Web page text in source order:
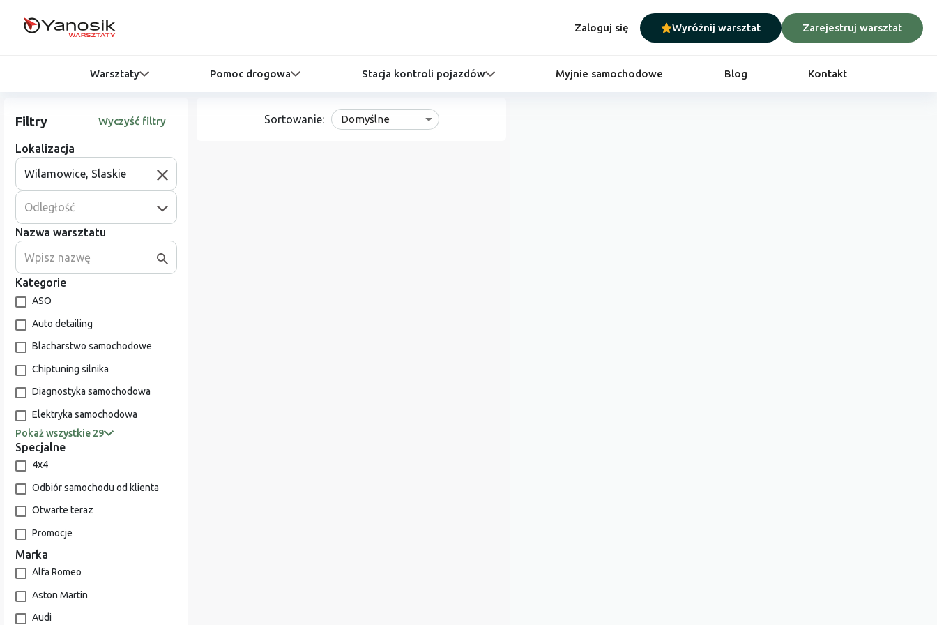
Zaloguj się Wyróżnij warsztat Zarejestruj warsztat
Warsztaty Pomoc drogowa Stacja kontroli pojazdów Myjnie samochodowe Blog Kontakt
Filtry Wyczyść filtry
Lokalizacja
Odległość
Nazwa warsztatu
Kategorie
ASO
Auto detailing
Blacharstwo samochodowe
Chiptuning silnika
Diagnostyka samochodowa
Elektryka samochodowa
Pokaż wszystkie 29
Specjalne
4x4
Odbiór samochodu od klienta
Otwarte teraz
Promocje
Marka
Alfa Romeo
Aston Martin
Audi
Sortowanie: Domyślne